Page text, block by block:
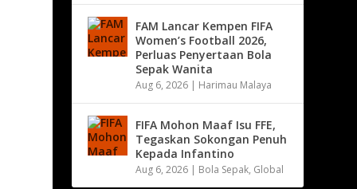
FAM Lancar Kempen FIFA
Women’s Football 2026,
Perluas Penyertaan Bola
Sepak Wanita
Aug 6, 2026 | Harimau Malaya
FIFA Mohon Maaf Isu FFE,
Tegaskan Sokongan Penuh
Kepada Infantino
Aug 6, 2026 | Bola Sepak, Global